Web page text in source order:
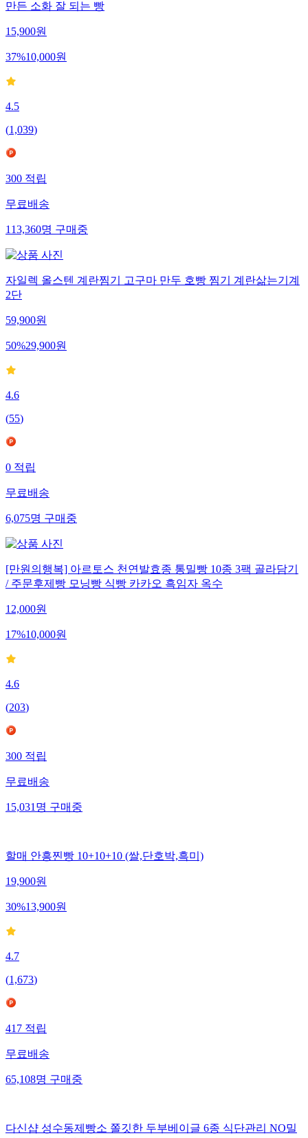
만든 소화 잘 되는 빵
15,900원
37%10,000원
4.5
(1,039)
300적립
무료배송
113,360명구매중
자일렉 올스텐 계란찜기 고구마 만두 호빵 찜기 계란삶는기계
2단
59,900원
50%29,900원
4.6
(55)
0적립
무료배송
6,075명구매중
[만원의행복] 아르토스 천연발효종 통밀빵 10종 3팩 골라담기
/ 주문후제빵 모닝빵 식빵 카카오 흑임자 옥수
12,000원
17%10,000원
4.6
(203)
300적립
무료배송
15,031명구매중
할매 안흥찐빵 10+10+10 (쌀,단호박,흑미)
19,900원
30%13,900원
4.7
(1,673)
417적립
무료배송
65,108명구매중
다신샵 성수동제빵소 쫄깃한 두부베이글 6종 식단관리 NO밀